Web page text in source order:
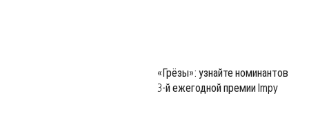
«Грёзы»: узнайте номинантов
3-й ежегодной премии Impy